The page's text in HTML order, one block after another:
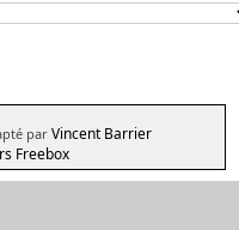
par Vincent Barrier
Freebox